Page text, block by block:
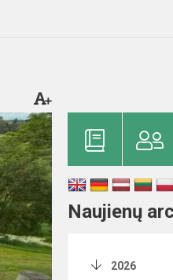
Naujienų
2026